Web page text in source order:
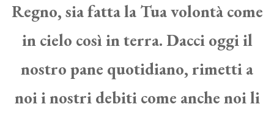
Regno, sia fatta la Tua volontà come
in cielo così in terra. Dacci oggi il
nostro pane quotidiano, rimetti a
noi i nostri debiti come anche noi li